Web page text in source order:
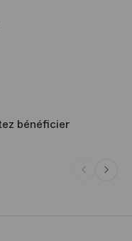
bénéficier